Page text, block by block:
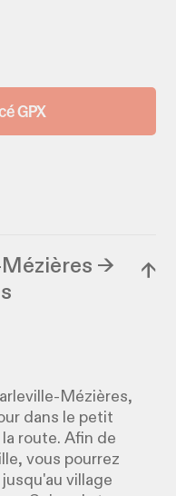
GPX
Mézières →
↓
Mézières,
dans le petit
route. Afin de
vous pourrez
village